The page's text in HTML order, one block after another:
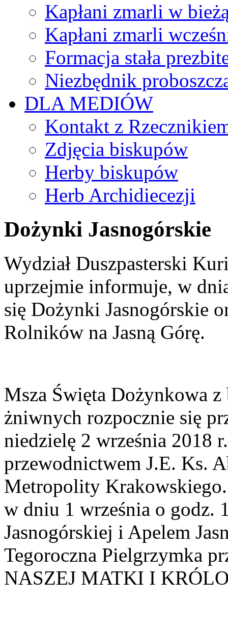
Kapłani zmarli w
Kapłani zmarli
Formacja stała
Niezbędnik
DLA MEDIÓW
Kontakt z
Zdjęcia biskupów
Herby biskupów
Herb Archidiecezji
Dożynki Jasnogórskie
Wydział Duszpasterski
uprzejmie informuje, w
się Dożynki Jasnogórskie
Rolników na Jasną Górę.
Msza Święta Dożynkowa z
żniwnych rozpocznie się
niedzielę 2 września 2018
przewodnictwem J.E. Ks.
Metropolity
w dniu 1 września o godz.
Jasnogórskiej i Apelem
Tegoroczna Pielgrzymka
NASZEJ MATKI I